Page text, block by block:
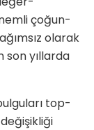
çoğun­
olarak
son yıllarda
top­